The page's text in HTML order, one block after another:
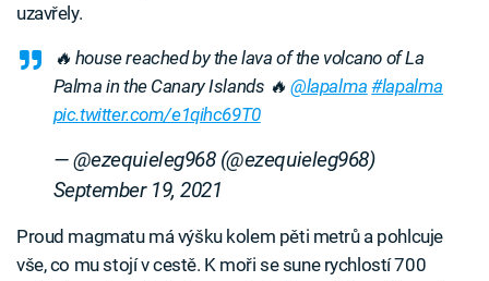
uzavřely.
🔥 house reached by the lava of the volcano of La
Palma in the Canary Islands 🔥@lapalma #lapalma
pic.twitter.com/e1qihc69T0
— @ezequieleg968 (@ezequieleg968)
September 19, 2021
Proud magmatu má výšku kolem pěti metrů a pohlcuje
vše, co mu stojí v cestě. K moři se sune rychlostí 700